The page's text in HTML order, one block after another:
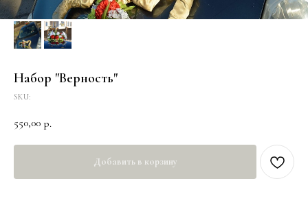
Набор "Верность"
SKU:
550,00 р.
Добавить в корзину